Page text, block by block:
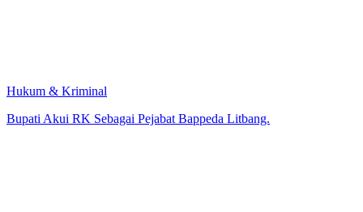
Hukum & Kriminal
Bupati Akui RK Sebagai Pejabat Bappeda Litbang.